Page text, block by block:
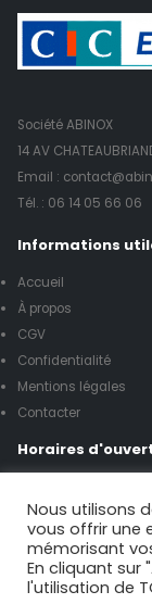
Société ABINOX
14 AV
Email :
Tél. : 06 14 05 66 06
Informations
Accueil
À propos
CGV
Confidentialité
Mentions légales
Contacter
Horaires
Samedi de 9h00 à
Nous utilisons
vous offrir une
mémorisant
En cliquant sur
l'utilisation de